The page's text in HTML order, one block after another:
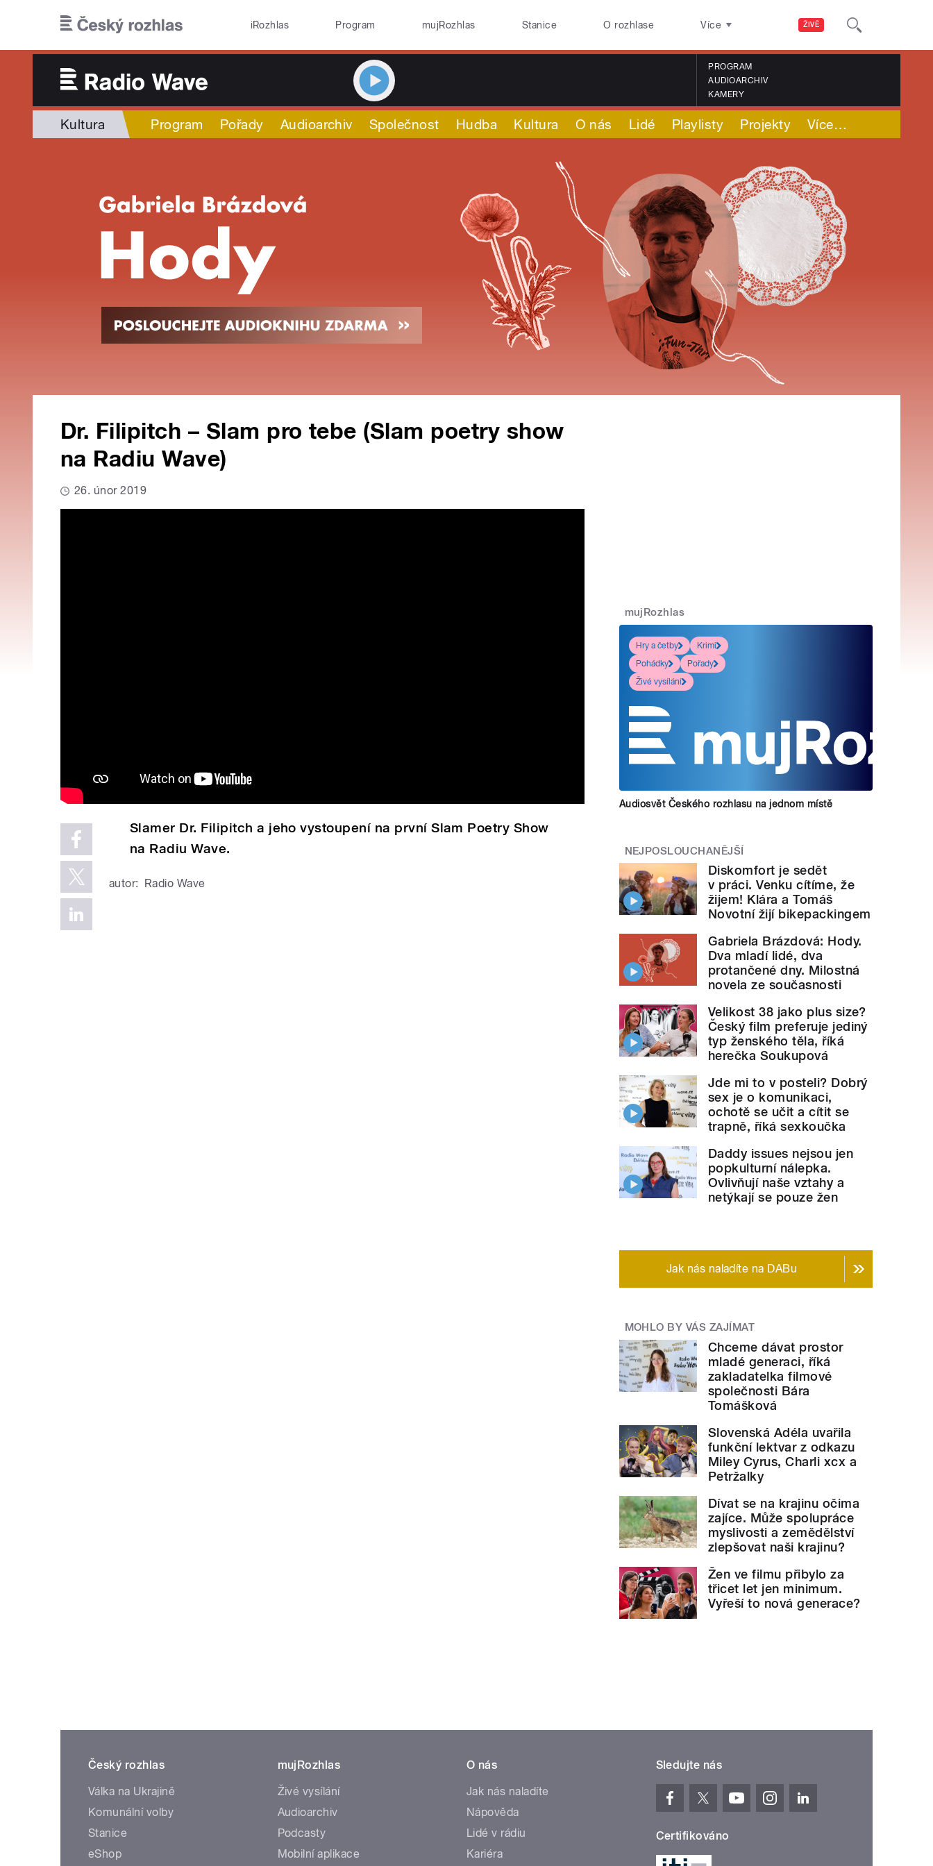
ŽIVĚ
iRozhlas Program mujRozhlas Stanice O rozhlase Více
PROGRAM
AUDIOARCHIV
KAMERY
Kultura Program Pořady Audioarchiv Společnost Hudba Kultura O nás Lidé Playlisty Projekty Více…
Dr. Filipitch – Slam pro tebe (Slam poetry show
na Radiu Wave)
26. únor 2019
Slamer Dr. Filipitch a jeho vystoupení na první Slam Poetry Show
na Radiu Wave.
autor: Radio Wave
mujRozhlas
Hry a četby
Krimi
Pohádky
Pořady
Živé vysílání
Audiosvět Českého rozhlasu na jednom místě
NEJPOSLOUCHANĚJŠÍ
Diskomfort je sedět
v práci. Venku cítíme, že
žijem! Klára a Tomáš
Novotní žijí bikepackingem
Gabriela Brázdová: Hody.
Dva mladí lidé, dva
protančené dny. Milostná
novela ze současnosti
Velikost 38 jako plus size?
Český film preferuje jediný
typ ženského těla, říká
herečka Soukupová
Jde mi to v posteli? Dobrý
sex je o komunikaci,
ochotě se učit a cítit se
trapně, říká sexkoučka
Daddy issues nejsou jen
popkulturní nálepka.
Ovlivňují naše vztahy a
netýkají se pouze žen
Jak nás naladíte na DABu
MOHLO BY VÁS ZAJÍMAT
Chceme dávat prostor
mladé generaci, říká
zakladatelka filmové
společnosti Bára
Tomášková
Slovenská Adéla uvařila
funkční lektvar z odkazu
Miley Cyrus, Charli xcx a
Petržalky
Dívat se na krajinu očima
zajíce. Může spolupráce
myslivosti a zemědělství
zlepšovat naši krajinu?
Žen ve filmu přibylo za
třicet let jen minimum.
Vyřeší to nová generace?
Český rozhlas
Válka na Ukrajině
Komunální volby
Stanice
eShop
mujRozhlas
Živé vysílání
Audioarchiv
Podcasty
Mobilní aplikace
O nás
Jak nás naladíte
Nápověda
Lidé v rádiu
Kariéra
Sledujte nás
Certifikováno